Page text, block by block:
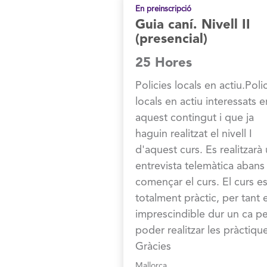
En preinscripció
Guia caní. Nivell II
(presencial)
25 Hores
Policies locals en
locals en actiu interessats
aquest contingut i que ja
haguin realitzat el nivell I
d'aquest curs. Es realitzarà
entrevista telemàtica abans
començar el curs. El curs es
totalment pràctic, per tant
imprescindible dur un ca
poder realitzar les
Gràcies